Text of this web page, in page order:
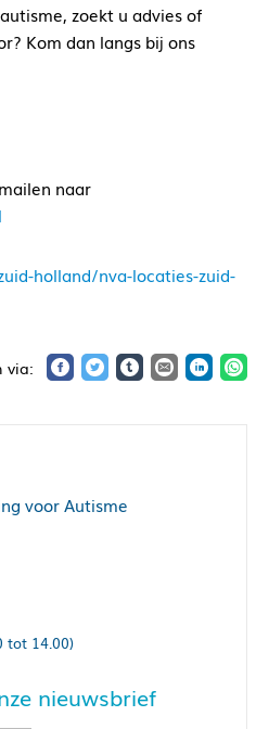
zoekt u advies of
Kom dan langs bij ons
naar
holland/nva-locaties-zuid-
voor Autisme
tot 14.00)
nieuwsbrief